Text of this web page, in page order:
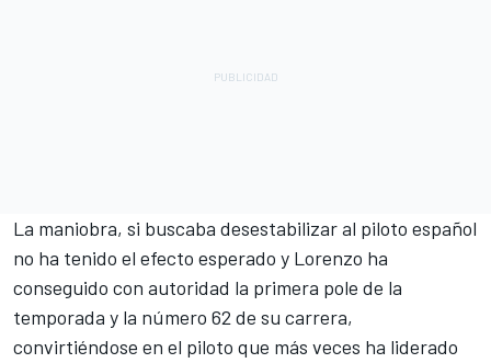
La maniobra, si buscaba desestabilizar al piloto español
no ha tenido el efecto esperado y Lorenzo ha
conseguido con autoridad la primera pole de la
temporada y la número 62 de su carrera,
convirtiéndose en el piloto que más veces ha liderado